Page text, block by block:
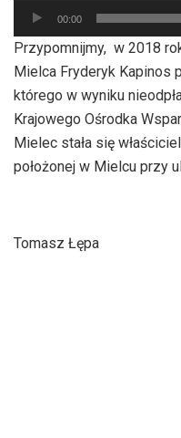
Odtwarzacz
plików
dźwiękowych
00:00
Przypomnijmy, w 2018
Mielca Fryderyk Kapinos
którego w wyniku
Krajowego Ośrodka
Mielec stała się
położonej w Mielcu przy
Tomasz Łępa